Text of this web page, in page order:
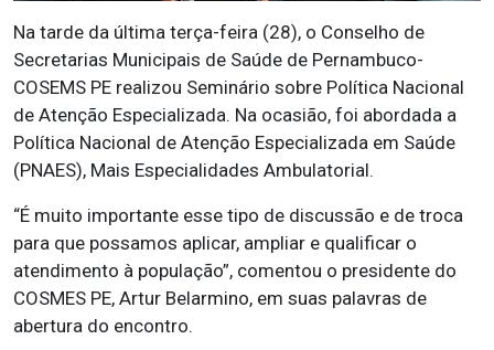
Na tarde da última terça-feira (28), o Conselho de
Secretarias Municipais de Saúde de Pernambuco-
COSEMS PE realizou Seminário sobre Política Nacional
de Atenção Especializada. Na ocasião, foi abordada a
Política Nacional de Atenção Especializada em Saúde
(PNAES), Mais Especialidades Ambulatorial.
“É muito importante esse tipo de discussão e de troca
para que possamos aplicar, ampliar e qualificar o
atendimento à população”, comentou o presidente do
COSMES PE, Artur Belarmino, em suas palavras de
abertura do encontro.